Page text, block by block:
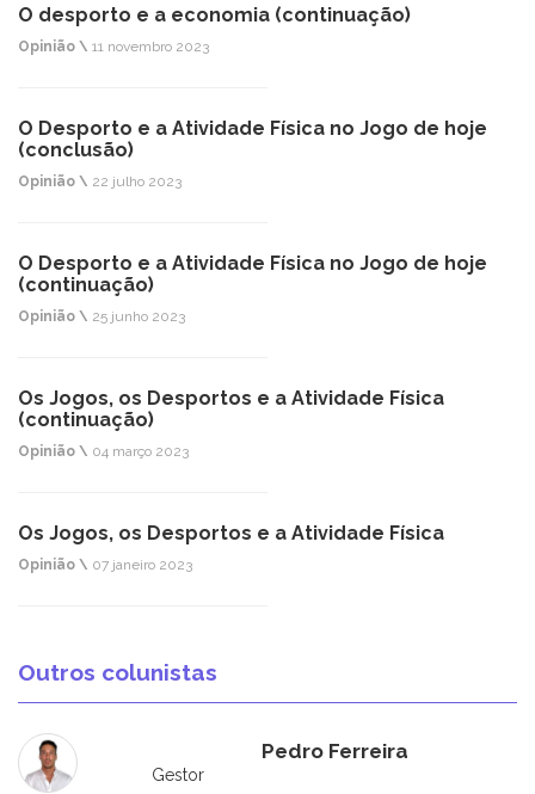
O desporto e a economia (continuação)
Opinião \ 11 novembro 2023
O Desporto e a Atividade Física no Jogo de hoje
(conclusão)
Opinião \ 22 julho 2023
O Desporto e a Atividade Física no Jogo de hoje
(continuação)
Opinião \ 25 junho 2023
Os Jogos, os Desportos e a Atividade Física
(continuação)
Opinião \ 04 março 2023
Os Jogos, os Desportos e a Atividade Física
Opinião \ 07 janeiro 2023
Outros colunistas
Pedro Ferreira
Gestor